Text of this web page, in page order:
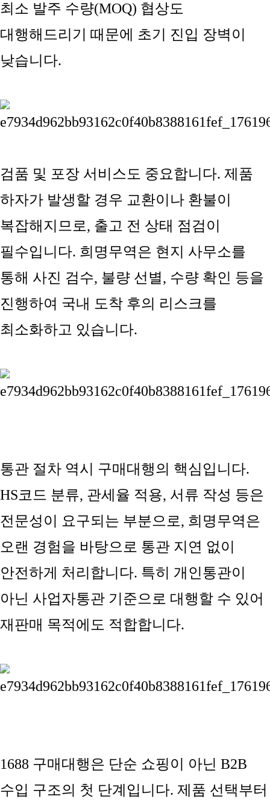
최소 발주 수량(MOQ) 협상도
대행해드리기 때문에 초기 진입 장벽이
낮습니다.
검품 및 포장 서비스도 중요합니다. 제품
하자가 발생할 경우 교환이나 환불이
복잡해지므로, 출고 전 상태 점검이
필수입니다. 희명무역은 현지 사무소를
통해 사진 검수, 불량 선별, 수량 확인 등을
진행하여 국내 도착 후의 리스크를
최소화하고 있습니다.
통관 절차 역시 구매대행의 핵심입니다.
HS코드 분류, 관세율 적용, 서류 작성 등은
전문성이 요구되는 부분으로, 희명무역은
오랜 경험을 바탕으로 통관 지연 없이
안전하게 처리합니다. 특히 개인통관이
아닌 사업자통관 기준으로 대행할 수 있어
재판매 목적에도 적합합니다.
1688 구매대행은 단순 쇼핑이 아닌 B2B
수입 구조의 첫 단계 입니다. 제품 선택부터